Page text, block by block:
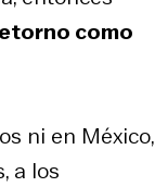
como
ni en México,
a los